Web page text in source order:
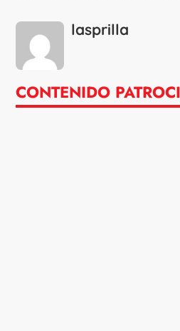
lasprilla
CONTENIDO